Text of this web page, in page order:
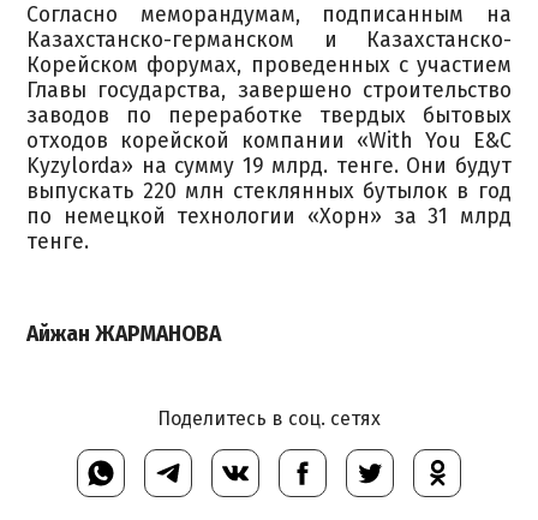
Поделитесь в соц. сетях
Согласно меморандумам, подписанным на
Казахстанско-германском и Казахстанско-
Корейском форумах, проведенных с участием
Главы государства, завершено строительство
заводов по переработке твердых бытовых
отходов корейской компании «With You E&C
Kyzylorda» на сумму 19 млрд. тенге. Они будут
выпускать 220 млн стеклянных бутылок в год
по немецкой технологии «Хорн» за 31 млрд
тенге.
Айжан ЖАРМАНОВА